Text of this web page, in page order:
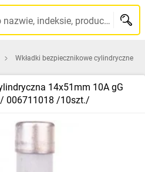
Szukaj po nazwie, indeksie, producencie, kodzie kreskowym...
Wkładki bezpiecznikowe cylindryczne
14x51mm 10A gG
006711018 /10szt./